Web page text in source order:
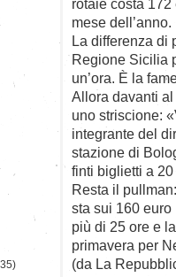
rotaie costa
mese dell’anno.
La differenza di
Regione Sicilia
un’ora. È la
Allora davanti
uno striscione:
integrante del
stazione di
finti biglietti a 20
Resta il
sta sui 160
più di 25 ore e
primavera per
(da La